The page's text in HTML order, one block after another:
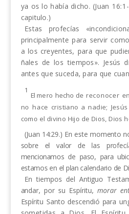
ya os lo había dicho. (Juan
capitulo.)
Estas profecías
principalmente para servir
a los creyentes, para que
ñales de los tiempos». Jesús
antes que suceda, para que
1
Elmero hecho de reconocer
no hace cristiano a nadie;
como el divino Hijo de Dios, Dios
(Juan 14:29.) En este momento
sobre el valor de las
mencionamos de paso, para
estamos en el plan calendario de
En tiempos del Antiguo
andar, por su Espíritu, morar
Espíritu Santo descendió para